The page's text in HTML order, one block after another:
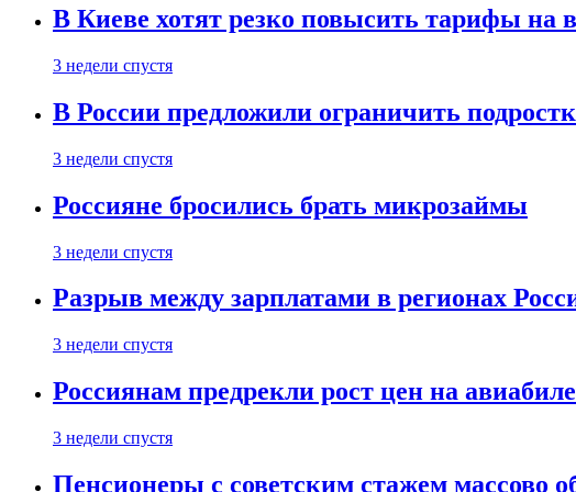
В Киеве хотят резко повысить тарифы на
3 недели спустя
В России предложили ограничить
3 недели спустя
Россияне бросились брать микрозаймы
3 недели спустя
Разрыв между зарплатами в регионах
3 недели спустя
Россиянам предрекли рост цен на
3 недели спустя
Пенсионеры с советским стажем массово